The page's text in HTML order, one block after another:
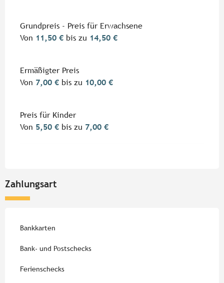
Grundpreis - Preis für Erwachsene
Von 11,50 € bis zu 14,50 €
Ermäßigter Preis
Von 7,00 € bis zu 10,00 €
Preis für Kinder
Von 5,50 € bis zu 7,00 €
Zahlungsart
Bankkarten
Bank- und Postschecks
Ferienschecks